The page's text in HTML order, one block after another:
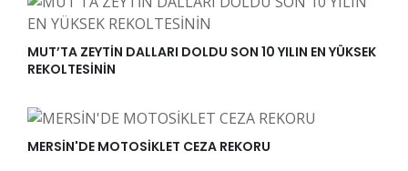
MUT’TA ZEYTİN DALLARI DOLDU SON 10 YILIN EN YÜKSEK
REKOLTESİNİN
MERSİN'DE MOTOSİKLET CEZA REKORU